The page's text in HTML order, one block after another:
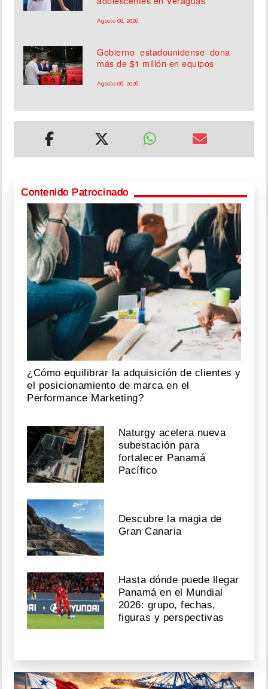
Agosto 06, 2026
Gobierno estadounidense dona
más de $1 millón en equipos
Agosto 06, 2026
Contenido Patrocinado
¿Cómo equilibrar la adquisición de clientes y
el posicionamiento de marca en el
Performance Marketing?
Naturgy acelera nueva
subestación para
fortalecer Panamá
Pacífico
Descubre la magia de
Gran Canaria
Hasta dónde puede llegar
Panamá en el Mundial
2026: grupo, fechas,
figuras y perspectivas